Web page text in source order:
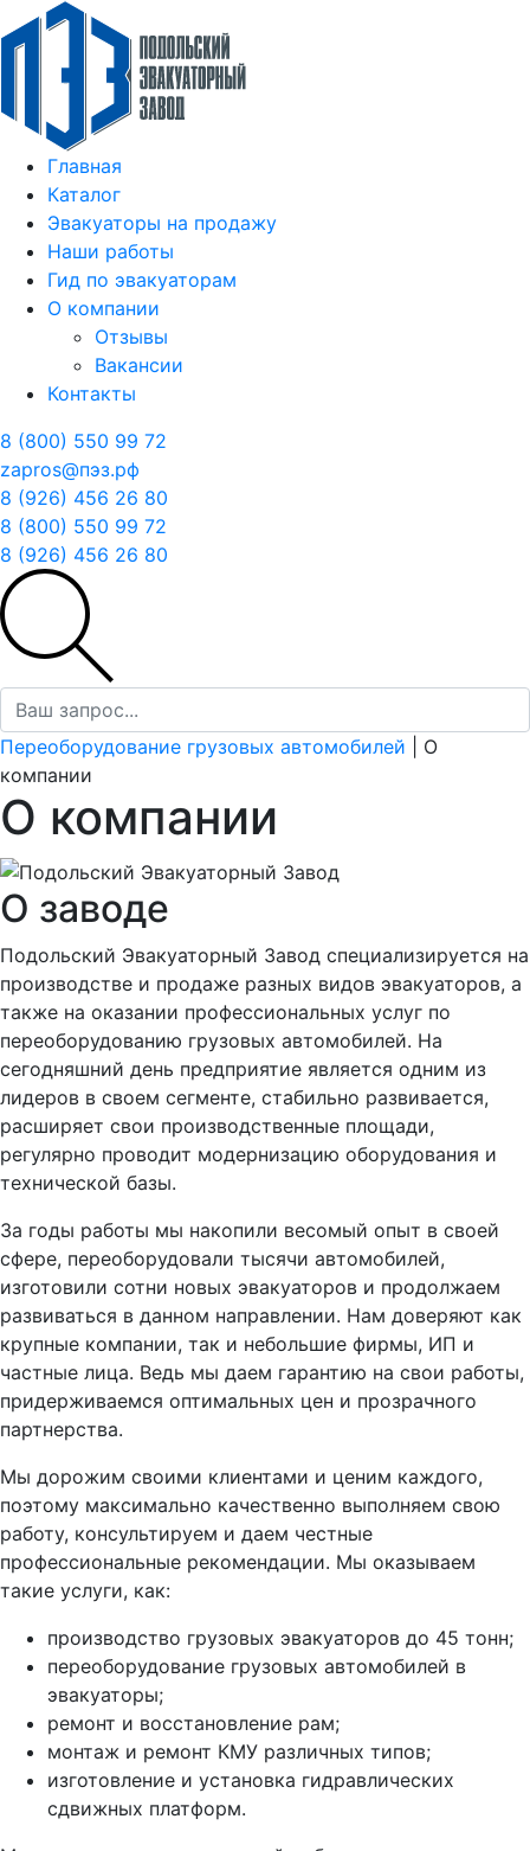
Перейти
к
содержимому
Главная
Каталог
Эвакуаторы на продажу
Наши работы
Гид по эвакуаторам
О компании
Отзывы
Вакансии
Контакты
8 (800) 550 99 72
zapros@пэз.рф
8 (926) 456 26 80
8 (800) 550 99 72
8 (926) 456 26 80
Переоборудование грузовых автомобилей
О
компании
О компании
О заводе
Подольский Эвакуаторный Завод специализируется на
производстве и продаже разных видов эвакуаторов, а
также на оказании профессиональных услуг по
переоборудованию грузовых автомобилей. На
сегодняшний день предприятие является одним из
лидеров в своем сегменте, стабильно развивается,
расширяет свои производственные площади,
регулярно проводит модернизацию оборудования и
технической базы.
За годы работы мы накопили весомый опыт в своей
сфере, переоборудовали тысячи автомобилей,
изготовили сотни новых эвакуаторов и продолжаем
развиваться в данном направлении. Нам доверяют как
крупные компании, так и небольшие фирмы, ИП и
частные лица. Ведь мы даем гарантию на свои работы,
придерживаемся оптимальных цен и прозрачного
партнерства.
Мы дорожим своими клиентами и ценим каждого,
поэтому максимально качественно выполняем свою
работу, консультируем и даем честные
профессиональные рекомендации. Мы оказываем
такие услуги, как:
производство грузовых эвакуаторов до 45 тонн;
переоборудование грузовых автомобилей в
эвакуаторы;
ремонт и восстановление рам;
монтаж и ремонт КМУ различных типов;
изготовление и установка гидравлических
сдвижных платформ.